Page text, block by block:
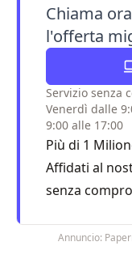
Chiama
l'offerta
Servizio senza
Venerdì dalle
9:00 alle 17:00
Più di 1
Affidati al
senza
Annuncio: